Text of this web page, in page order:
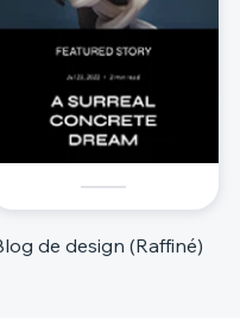
de design (Raffiné)